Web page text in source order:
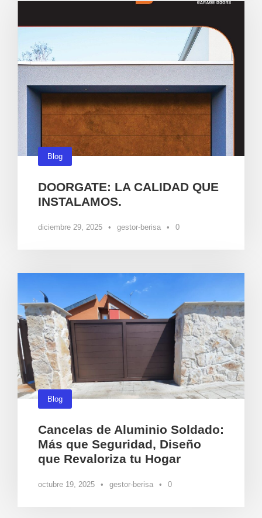
Blog
DOORGATE: LA CALIDAD QUE
INSTALAMOS.
diciembre 29, 2025 • gestor-berisa • 0
Blog
Cancelas de Aluminio Soldado:
Más que Seguridad, Diseño
que Revaloriza tu Hogar
octubre 19, 2025 • gestor-berisa • 0